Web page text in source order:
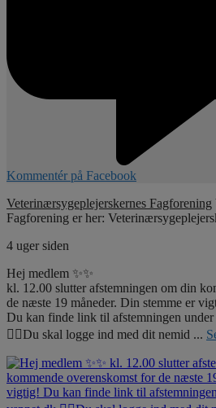
Kommentér på Facebook
Veterinærsygeplejerskernes Fagforening
Fagforening er her:
4 uger siden
Hej medlem ✨✨
kl. 12.00 slutter afstemningen om din
de næste 19 måneder. Din stemme er
Du kan finde link til afstemningen under
☝🏼Du skal logge ind med dit nemid ...